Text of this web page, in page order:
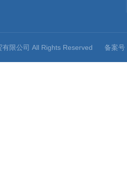
有限公司 All Rights Reserved 备案号